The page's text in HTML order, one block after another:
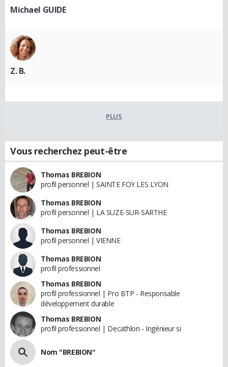
Michael GUIDE
Z. B.
PLUS
Vous recherchez peut-être
Thomas BREBION
profil personnel | SAINTE FOY LES LYON
Thomas BREBION
profil personnel | LA SUZE-SUR-SARTHE
Thomas BREBION
profil personnel | VIENNE
Thomas BREBION
profil professionnel
Thomas BREBION
profil professionnel | Pro BTP - Responsable
développement durable
Thomas BREBION
profil professionnel | Decathlon - Ingénieur si
Nom "BREBION"